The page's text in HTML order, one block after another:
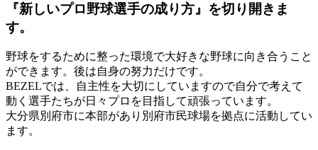
『新しいプロ野球選手の成り方』を切り開きま
す。
野球をするために整った環境で大好きな野球に向き合うこと
ができます。後は自身の努力だけです。
BEZELでは、自主性を大切にしていますので自分で考えて
動く選手たちが日々プロを目指して頑張っています。
大分県別府市に本部があり別府市民球場を拠点に活動してい
ます。